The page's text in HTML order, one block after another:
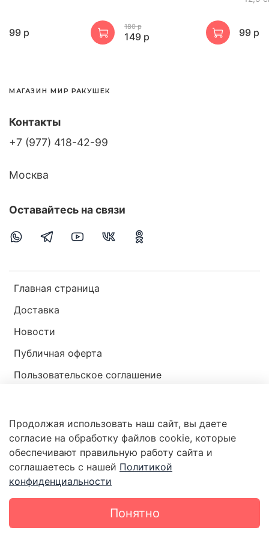
99 р
180 р
149 р 99 р
МАГАЗИН МИР РАКУШЕК
Главная страница
Доставка
Новости
Публичная оферта
Пользовательское соглашение
Контакты
+7 (977) 418-42-99
Москва
Оставайтесь на связи
Магазин мир ракушек
Продолжая использовать наш сайт, вы даете
согласие на обработку файлов cookie, которые
обеспечивают правильную работу сайта и
соглашаетесь с нашей Политикой
конфиденциальности
Понятно